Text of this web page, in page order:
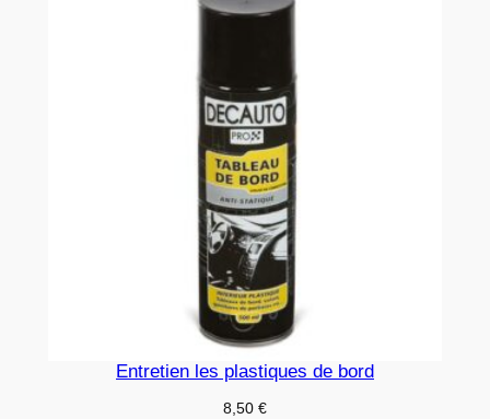
Entretien les plastiques de bord
8,50 €